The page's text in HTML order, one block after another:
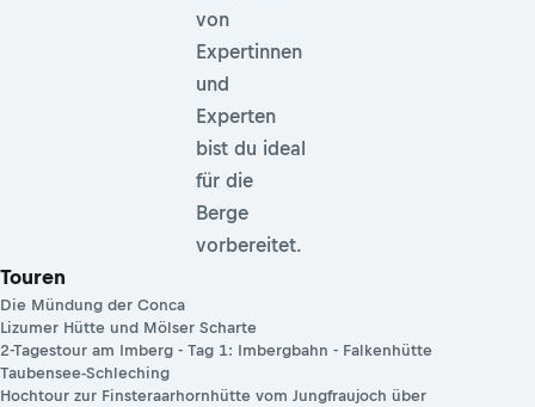
von
Expertinnen
und
Experten
bist du ideal
für die
Berge
vorbereitet.
Touren
Die Mündung der Conca
Lizumer Hütte und Mölser Scharte
2-Tagestour am Imberg - Tag 1: Imbergbahn - Falkenhütte
Taubensee-Schleching
Hochtour zur Finsteraarhornhütte vom Jungfraujoch über